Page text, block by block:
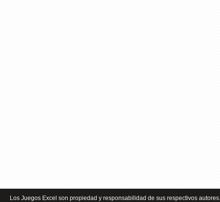
Los Juegos Excel son propiedad y responsabilidad de sus respectivos